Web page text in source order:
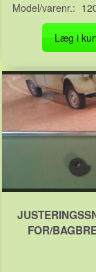
Model/varenr.:
Læg i
FOR/